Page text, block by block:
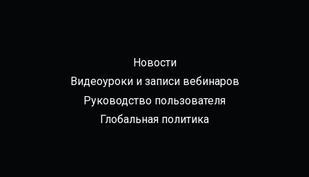
Новости
Видеоуроки и записи вебинаров
Руководство пользователя
Глобальная политика